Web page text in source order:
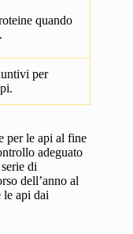
quando
per
per le api al fine
adeguato
di
dell’anno al
le api dai